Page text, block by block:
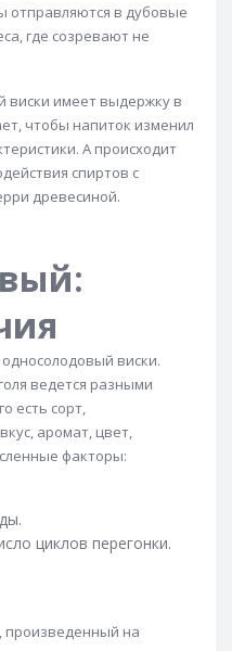
Dalmore 15 лет
12 лет
Dimple
Edradour
Glen Garioch
Moray
15 лет
Glenlivet
18 лет
отправляются в дубовые
где созревают не
виски имеет выдержку в
чтобы напиток изменил
А происходит
спиртов с
древесиной.
виски.
ведется разными
есть сорт,
аромат, цвет,
факторы:
циклов перегонки.
произведенный на